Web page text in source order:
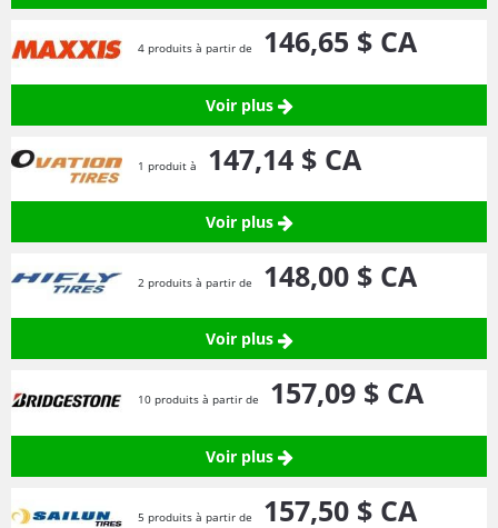
4 produits à partir de 146,65 $ CA
Voir plus
1 produit à 147,14 $ CA
Voir plus
2 produits à partir de 148,00 $ CA
Voir plus
10 produits à partir de 157,09 $ CA
Voir plus
5 produits à partir de 157,50 $ CA